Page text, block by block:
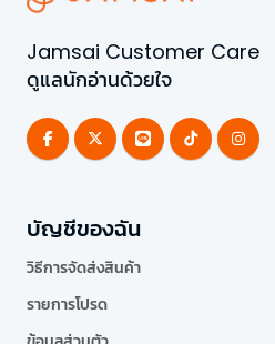
Jamsai Customer Care
ดูแลนักอ่านด้วยใจ
บัญชีของฉัน
วิธีการจัดส่งสินค้า
รายการโปรด